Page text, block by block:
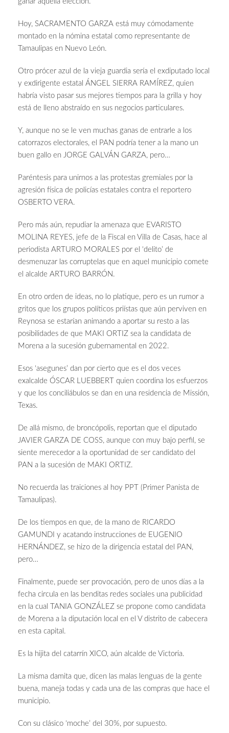
Hoy, SACRAMENTO GARZA está muy cómodamente
montado en la nómina estatal como representante de
Tamaulipas en Nuevo León.
Otro prócer azul de la vieja guardia sería el exdiputado local
y exdirigente estatal ÁNGEL SIERRA RAMÍREZ, quien
habría visto pasar sus mejores tiempos para la grilla y hoy
está de lleno abstraído en sus negocios particulares.
Y, aunque no se le ven muchas ganas de entrarle a los
catorrazos electorales, el PAN podría tener a la mano un
buen gallo en JORGE GALVÁN GARZA, pero…
Paréntesis para unirnos a las protestas gremiales por la
agresión física de policías estatales contra el reportero
OSBERTO VERA.
Pero más aún, repudiar la amenaza que EVARISTO
MOLINA REYES, jefe de la Fiscal en Villa de Casas, hace al
periodista ARTURO MORALES por el ‘delito’ de
desmenuzar las corruptelas que en aquel municipio comete
el alcalde ARTURO BARRÓN.
En otro orden de ideas, no lo platique, pero es un rumor a
gritos que los grupos políticos priístas que aún perviven en
Reynosa se estarían animando a aportar su resto a las
posibilidades de que MAKI ORTIZ sea la candidata de
Morena a la sucesión gubernamental en 2022.
Esos ‘asegunes’ dan por cierto que es el dos veces
exalcalde ÓSCAR LUEBBERT quien coordina los esfuerzos
y que los conciliábulos se dan en una residencia de Missión,
Texas.
De allá mismo, de broncópolis, reportan que el diputado
JAVIER GARZA DE COSS, aunque con muy bajo perfil, se
siente merecedor a la oportunidad de ser candidato del
PAN a la sucesión de MAKI ORTIZ.
No recuerda las traiciones al hoy PPT (Primer Panista de
Tamaulipas).
De los tiempos en que, de la mano de RICARDO
GAMUNDI y acatando instrucciones de EUGENIO
HERNÁNDEZ, se hizo de la dirigencia estatal del PAN,
pero…
Finalmente, puede ser provocación, pero de unos días a la
fecha circula en las benditas redes sociales una publicidad
en la cual TANIA GONZÁLEZ se propone como candidata
de Morena a la diputación local en el V distrito de cabecera
en esta capital.
Es la hijita del catarrín XICO, aún alcalde de Victoria.
La misma damita que, dicen las malas lenguas de la gente
buena, maneja todas y cada una de las compras que hace el
municipio.
Con su clásico ‘moche’ del 30%, por supuesto.